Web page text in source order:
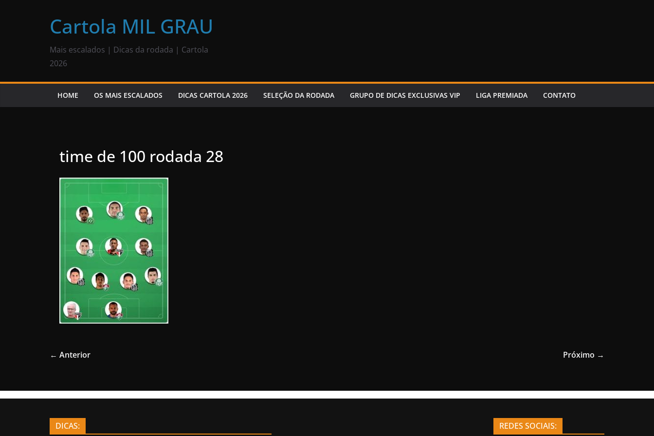
Cartola MIL GRAU
Mais escalados | Dicas da rodada | Cartola
2026
HOME OS MAIS ESCALADOS DICAS CARTOLA 2026 SELEÇÃO DA RODADA GRUPO DE DICAS EXCLUSIVAS VIP LIGA PREMIADA CONTATO
time de 100 rodada 28
← Anterior Próximo →
DICAS: REDES SOCIAIS: